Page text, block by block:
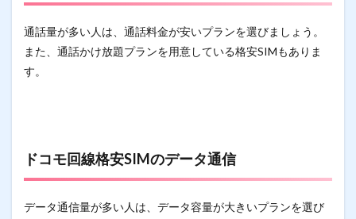
通話量が多い人は、通話料金が安いプランを選びましょう。
また、通話かけ放題プランを用意している格安SIMもありま
す。
ドコモ回線格安SIMのデータ通信
データ通信量が多い人は、データ容量が大きいプランを選び